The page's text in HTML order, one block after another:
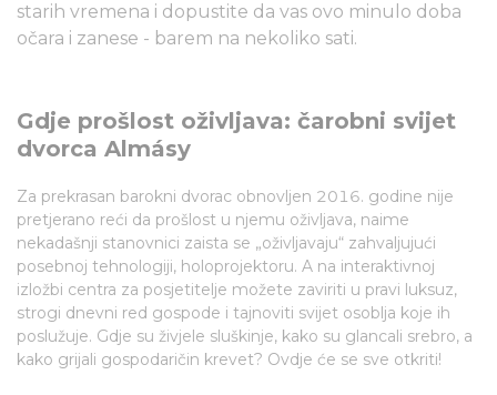
starih vremena i dopustite da vas ovo minulo doba
očara i zanese - barem na nekoliko sati.
Gdje prošlost oživljava: čarobni svijet
dvorca Almásy
Za prekrasan barokni dvorac obnovljen 2016. godine nije
pretjerano reći da prošlost u njemu oživljava, naime
nekadašnji stanovnici zaista se „oživljavaju“ zahvaljujući
posebnoj tehnologiji, holoprojektoru. A na interaktivnoj
izložbi centra za posjetitelje možete zaviriti u pravi luksuz,
strogi dnevni red gospode i tajnoviti svijet osoblja koje ih
poslužuje. Gdje su živjele sluškinje, kako su glancali srebro, a
kako grijali gospodaričin krevet? Ovdje će se sve otkriti!